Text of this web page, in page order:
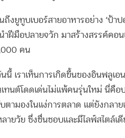
ถึงยูทูบเบอร์สายอาหารอย่าง ‘ป้
นำฝีมือปลายจวัก มาสร้างสรรค์ค
คน
นี้ เราเห็นการเกิดขึ้นของอินฟลูเ
ทนต์โดดเด่นไม่แพ้คนรุ่นใหม่ นี่คือ
ตามองในแง่การตลาด แต่ยังกลา
ายวัย ซึ่งชื่นชอบและมีไลฟ์สไตล์เ